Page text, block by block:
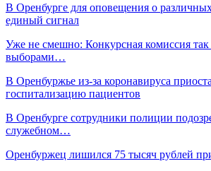
В Оренбурге для оповещения о
единый сигнал
Уже не смешно: Конкурсная комиссия так
выборами…
В Оренбуржье из-за коронавируса
госпитализацию пациентов
В Оренбурге сотрудники полиции
служебном…
Оренбуржец лишился 75 тысяч рублей